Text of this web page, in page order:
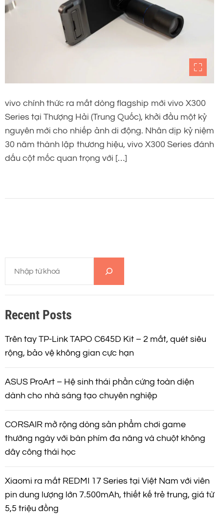
vivo chính thức ra mắt dòng flagship mới vivo X300
Series tại Thượng Hải (Trung Quốc), khởi đầu một kỷ
nguyên mới cho nhiếp ảnh di động. Nhân dịp kỷ niệm
30 năm thành lập thương hiệu, vivo X300 Series đánh
dấu cột mốc quan trọng với […]
m
i
m
Recent Posts
Trên tay TP-Link TAPO C645D Kit – 2 mắt, quét siêu
rộng, bảo vệ không gian cực hạn
ASUS ProArt – Hệ sinh thái phần cứng toàn diện
dành cho nhà sáng tạo chuyên nghiệp
CORSAIR mở rộng dòng sản phẩm chơi game
thường ngày với bàn phím đa năng và chuột không
dây công thái học
Xiaomi ra mắt REDMI 17 Series tại Việt Nam với viên
pin dung lượng lớn 7.500mAh, thiết kế trẻ trung, giá từ
5,5 triệu đồng